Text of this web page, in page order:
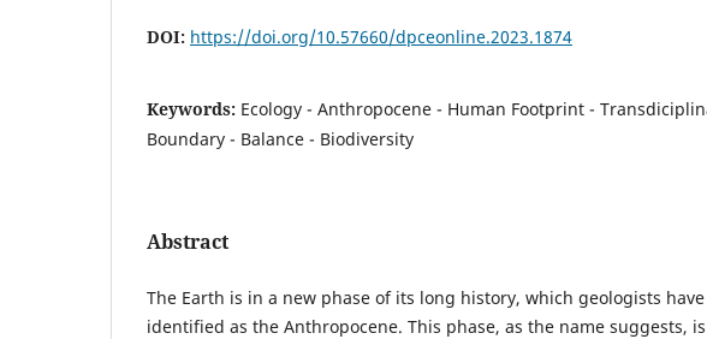
DOI: https://doi.org/10.57660/dpceonline.2023.1874
Keywords: Ecology - Anthropocene - Human Footprint -
Boundary - Balance - Biodiversity
Abstract
The Earth is in a new phase of its long history, which geologists have
identified as the Anthropocene. This phase, as the name suggests, is